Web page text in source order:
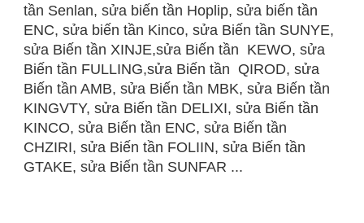
tần Senlan, sửa biến tần Hoplip, sửa biến tần
ENC, sửa biến tần Kinco, sửa Biến tần SUNYE,
sửa Biến tần XINJE,sửa Biến tần KEWO, sửa
Biến tần FULLING,sửa Biến tần QIROD, sửa
Biến tần AMB, sửa Biến tần MBK, sửa Biến tần
KINGVTY, sửa Biến tần DELIXI, sửa Biến tần
KINCO, sửa Biến tần ENC, sửa Biến tần
CHZIRI, sửa Biến tần FOLIIN, sửa Biến tần
GTAKE, sửa Biến tần SUNFAR ...